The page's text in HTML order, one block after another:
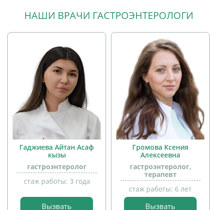
НАШИ ВРАЧИ ГАСТРОЭНТЕРОЛОГИ
детей
Гаджиева Айтан Асаф
кызы
гастроэнтеролог
стаж работы: 3 года
Вызвать
Громова Ксения
Алексеевна
гастроэнтеролог,
терапевт
стаж работы: 6 лет
Вызвать